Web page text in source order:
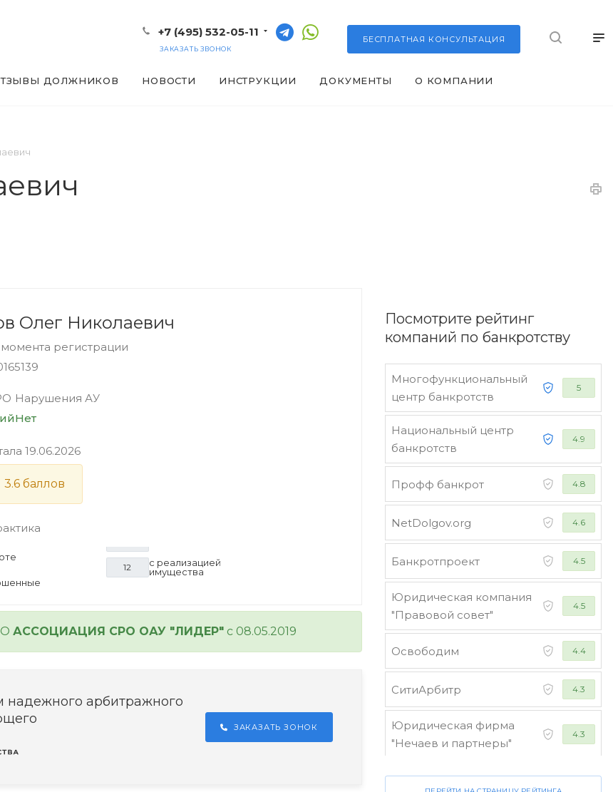
БЕСПЛАТНАЯ КОНСУЛЬТАЦИЯ
+7 (495) 532-05-11
ЗАКАЗАТЬ ЗВОНОК
ДОЛЖНИКОВ НОВОСТИ ИНСТРУКЦИИ ДОКУМЕНТЫ О КОМПАНИИ
Олег Николаевич
регистрации
Нарушения АУ
Нет
19.06.2026
3.6 баллов
12
с реализацией
имущества
АССОЦИАЦИЯ СРО ОАУ "ЛИДЕР" с 08.05.2019
надежного арбитражного
ЗАКАЗАТЬ ЗОНОК
Посмотрите рейтинг
компаний по банкротству
Многофункциональный
центр банкротств
5
Национальный центр
банкротств
4.9
Профф банкрот 4.8
NetDolgov.org 4.6
Банкротпроект 4.5
Юридическая компания
"Правовой совет"
4.5
Освободим 4.4
СитиАрбитр 4.3
Юридическая фирма
"Нечаев и партнеры"
4.3
Стороженко и партнеры 4.2